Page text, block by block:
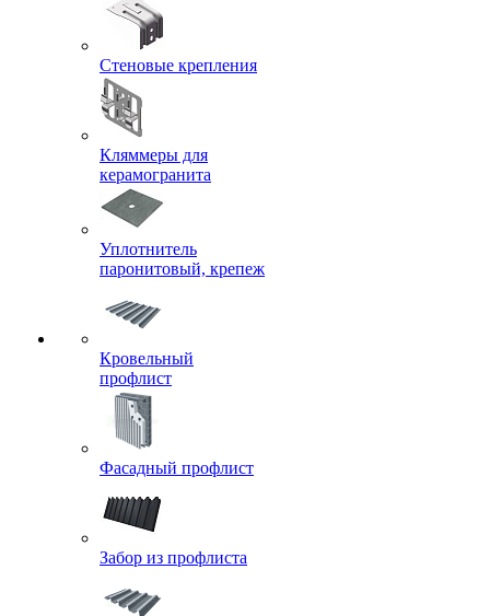
Стеновые крепления
Кляммеры для
керамогранита
Уплотнитель
паронитовый, крепеж
Кровельный
профлист
Фасадный профлист
Забор из профлиста